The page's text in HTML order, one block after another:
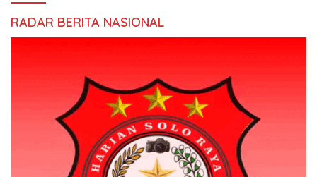
RADAR BERITA NASIONAL